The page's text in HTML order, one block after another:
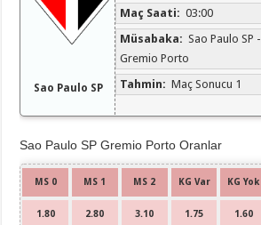
Sao Paulo SP
Maç Saati: 03:00
Müsabaka: Sao Paulo SP -
Gremio Porto
Tahmin: Maç Sonucu 1
Sao Paulo SP Gremio Porto Oranlar
MS 0 MS 1 MS 2 KG Var KG Yok
1.80 2.80 3.10 1.75 1.60